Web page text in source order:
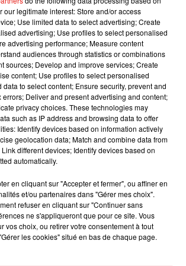
? Réponse le 11 novembre prochain !
7 août 2026
Julien Lieb s’essaye à la vie de chatelain
dans son nouveau clip
7 août 2026
Madonna sort enfin le remix de « Love
Sensation » avec Kylie Minogue
our legitimate interest: Store and/or access
Use limited data to select advertising; Create
advertising; Use profiles to select personalised
advertising performance; Measure content
audiences through statistics or combinations
sources; Develop and improve services; Create
content; Use profiles to select personalised
data to select content; Ensure security, prevent and
errors; Deliver and present advertising and content;
privacy choices. These technologies may
such as IP address and browsing data to offer
Identify devices based on information actively
geolocation data; Match and combine data from
different devices; Identify devices based on
automatically.
en cliquant sur "Accepter et fermer", ou affiner en
et/ou partenaires dans "Gérer mes choix".
refuser en cliquant sur "Continuer sans
ne s'appliqueront que pour ce site. Vous
vos choix, ou retirer votre consentement à tout
les cookies" situé en bas de chaque page.